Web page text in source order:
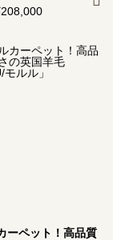
208,000
¥13,400
–
ーペット！高品質